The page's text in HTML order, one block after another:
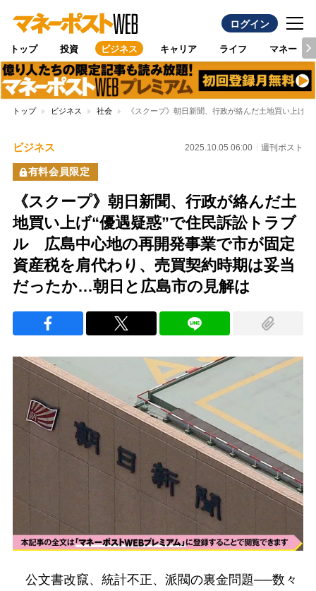
ログイン
トップ 投資 ビジネス キャリア ライフ マネー
トップ ビジネス 社会 《スクープ》朝日新聞、行政が絡んだ土地買い上げ
ビジネス 2025.10.05 06:00 週刊ポスト
有料会員限定
《スクープ》朝日新聞、行政が絡んだ土
地買い上げ“優遇疑惑”で住民訴訟トラブ
ル 広島中心地の再開発事業で市が固定
資産税を肩代わり、売買契約時期は妥当
だったか…朝日と広島市の見解は
公文書改竄、統計不正、派閥の裏金問題──数々